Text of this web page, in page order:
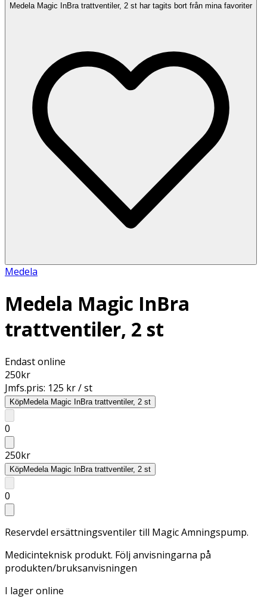
Medela Magic InBra trattventiler, 2 st har tagits bort från mina favoriter
Medela
Medela Magic InBra
trattventiler, 2 st
Endast online
250kr
Jmfs.pris: 125 kr / st
KöpMedela Magic InBra trattventiler, 2 st
0
250kr
KöpMedela Magic InBra trattventiler, 2 st
0
Reservdel ersättningsventiler till Magic Amningspump.
Medicinteknisk produkt. Följ anvisningarna på
produkten/bruksanvisningen
I lager online